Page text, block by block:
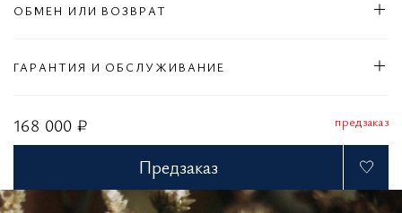
168 000 ₽ предзаказ
Предзаказ
ОБМЕН ИЛИ ВОЗВРАТ
ГАРАНТИЯ И ОБСЛУЖИВАНИЕ